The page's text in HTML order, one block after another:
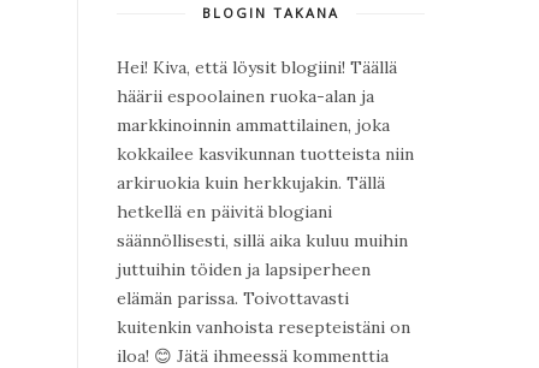
BLOGIN TAKANA
Hei! Kiva, että löysit blogiini! Täällä
häärii espoolainen ruoka-alan ja
markkinoinnin ammattilainen, joka
kokkailee kasvikunnan tuotteista niin
arkiruokia kuin herkkujakin. Tällä
hetkellä en päivitä blogiani
säännöllisesti, sillä aika kuluu muihin
juttuihin töiden ja lapsiperheen
elämän parissa. Toivottavasti
kuitenkin vanhoista resepteistäni on
iloa! 😊 Jätä ihmeessä kommenttia